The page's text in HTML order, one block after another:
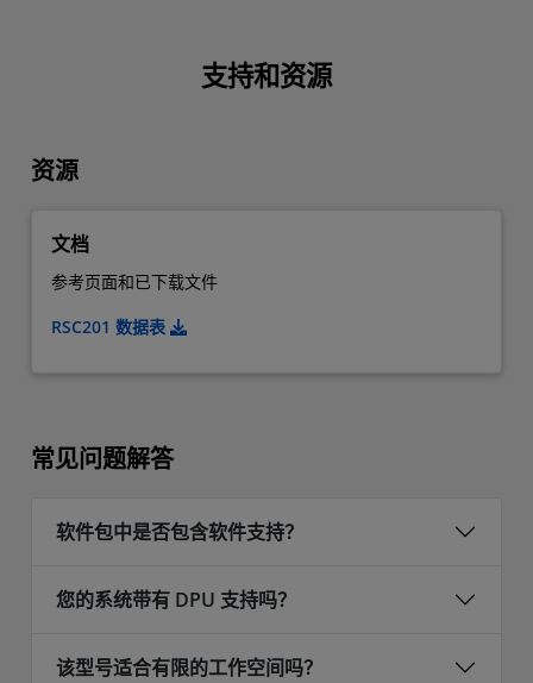
支持和资源
资源
文档
参考页面和已下载文件
RSC201 数据表
常见问题解答
软件包中是否包含软件支持？
您的系统带有 DPU 支持吗？
该型号适合有限的工作空间吗？